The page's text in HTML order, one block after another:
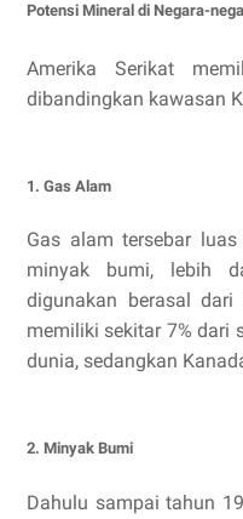
Potensi Mineral di Negara-
Amerika Serikat
dibandingkan kawasan
1. Gas Alam
Gas alam tersebar
minyak bumi, lebih
digunakan berasal
memiliki sekitar 7% dari
dunia, sedangkan
2. Minyak Bumi
Dahulu sampai tahun